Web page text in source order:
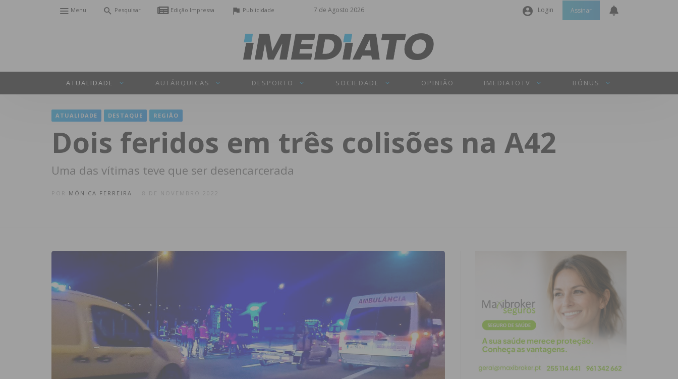
7 de Agosto 2026
Menu Pesquisar Edição Impressa Publicidade Login
Senha
INICIAR SESSÃO
Assinar
ATUALIDADE AUTÁRQUICAS DESPORTO SOCIEDADE OPINIÃO IMEDIATOTV BÓNUS
ATUALIDADE DESTAQUE REGIÃO
Dois feridos em três colisões na A42
Uma das vítimas teve que ser desencarcerada
MÓNICA FERREIRA